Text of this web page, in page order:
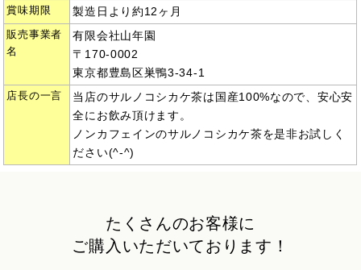
賞味期限 製造日より約12ヶ月
販売事業者
名
有限会社山年園
〒170-0002
東京都豊島区巣鴨3-34-1
店長の一言
当店のサルノコシカケ茶は国産100%なので、安心安
全にお飲み頂けます。
ノンカフェインのサルノコシカケ茶を是非お試しく
ださい(^-^)
たくさんのお客様に
ご購入いただいております！